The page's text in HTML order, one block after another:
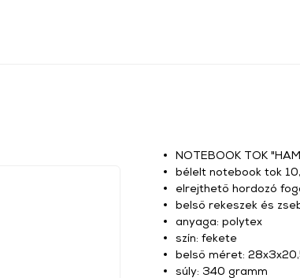
NOTEBOOK TOK
bélelt notebook tok
elrejthető hordozó
belső rekeszek és
anyaga: polytex
szín: fekete
belső méret:
súly: 340 gramm